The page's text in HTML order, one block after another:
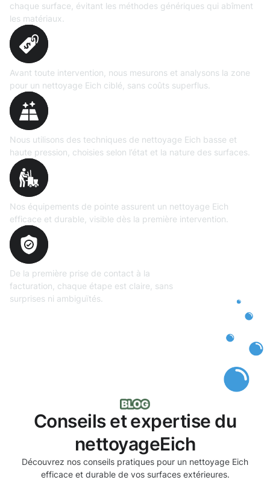
chaque surface, évitant les méthodes génériques qui abîment
les matériaux.
Avant toute intervention, nous mesurons et analysons la zone
pour un nettoyage Eich ciblé, sans coûts superflus.
Nous utilisons des techniques de nettoyage Eich basse et
haute pression, choisies selon l’état et la nature des surfaces.
Nos équipements de pointe assurent un nettoyage Eich
efficace et durable, visible dès la première intervention.
De la première prise de contact à la
facturation, chaque étape est claire, sans
surprises ni ambiguïtés.
Conseils et expertise du
nettoyageEich
Découvrez nos conseils pratiques pour un nettoyage Eich
efficace et durable de vos surfaces extérieures.